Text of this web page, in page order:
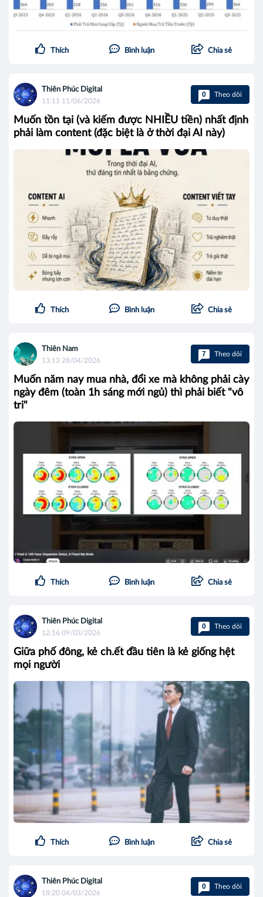
Thích Bình luận Chia sẻ
Thiên Phúc Digital
11:11 11/06/2026
0 Theo dõi
Muốn tồn tại (và kiếm được NHIỀU tiền) nhất định
phải làm content (đặc biệt là ở thời đại AI này)
Thích Bình luận Chia sẻ
Thiên Nam
13:13 28/04/2026
7 Theo dõi
Muốn năm nay mua nhà, đổi xe mà không phải cày
ngày đêm (toàn 1h sáng mới ngủ) thì phải biết "vô
tri"
Thích Bình luận Chia sẻ
Thiên Phúc Digital
12:16 09/03/2026
0 Theo dõi
Giữa phố đông, kẻ ch.ết đầu tiên là kẻ giống hệt
mọi người
Thích Bình luận Chia sẻ
Thiên Phúc Digital
18:20 04/03/2026
0 Theo dõi